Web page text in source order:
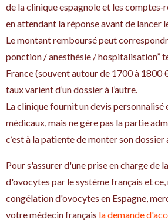
de la clinique espagnole et les
en attendant la réponse avant de lancer
Le montant remboursé peut
ponction / anesthésie / hospitalisation”
France (souvent autour de 1700 à 1800
taux varient d’un dossier à l’autre.
La clinique fournit un devis personnalisé
médicaux, mais ne gère pas la partie
c’est à la patiente de monter son dossier
Pour s'assurer d'une prise en charge de
d'ovocytes par le système français et ce,
congélation d'ovocytes en Espagne,
votre médecin français la demande